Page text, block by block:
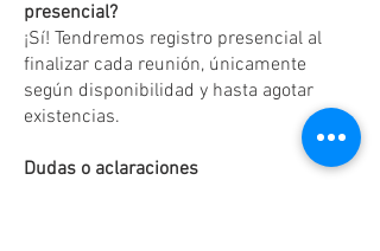
presencial?
¡Sí! Tendremos registro presencial al
finalizar cada reunión, únicamente
según disponibilidad y hasta agotar
existencias.
Dudas o aclaraciones